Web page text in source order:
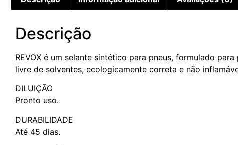
Descrição
REVOX é um selante sintético para pneus, formulado
livre de solventes, ecologicamente correta e não
DILUIÇÃO
Pronto uso.
DURABILIDADE
Até 45 dias.